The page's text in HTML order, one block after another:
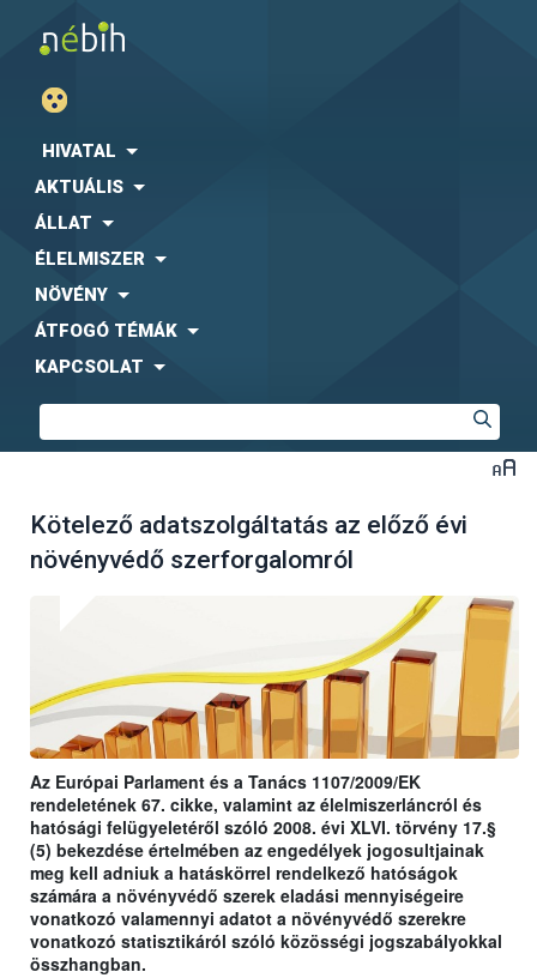
HIVATAL
AKTUÁLIS
ÁLLAT
ÉLELMISZER
NÖVÉNY
ÁTFOGÓ TÉMÁK
KAPCSOLAT
Kötelező adatszolgáltatás az előző évi
növényvédő szerforgalomról
Az Európai Parlament és a Tanács 1107/2009/EK
rendeletének 67. cikke, valamint az élelmiszerláncról és
hatósági felügyeletéről szóló 2008. évi XLVI. törvény 17.§
(5) bekezdése értelmében az engedélyek jogosultjainak
meg kell adniuk a hatáskörrel rendelkező hatóságok
számára a növényvédő szerek eladási mennyiségeire
vonatkozó valamennyi adatot a növényvédő szerekre
vonatkozó statisztikáról szóló közösségi jogszabályokkal
összhangban.